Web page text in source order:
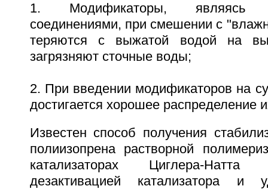
1. Модификаторы, являясь
соединениями, при смешении с
теряются с выжатой водой на
загрязняют сточные воды;
2. При введении модификаторов на
достигается хорошее распределение
Известен способ получения
полиизопрена растворной
катализаторах Циглера-
дезактивацией катализатора и